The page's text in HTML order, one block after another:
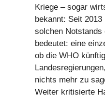
Kriege – sogar
bekannt: Seit
solchen Notstands
bedeutet: eine
ob die WHO
nichts mehr zu
Weiter kritisierte